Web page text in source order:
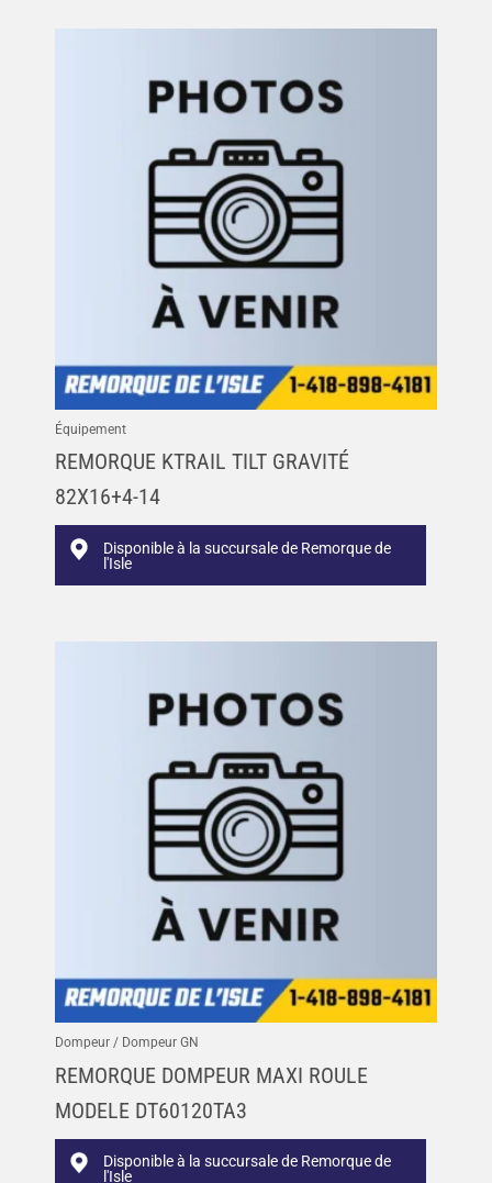
Équipement
REMORQUE KTRAIL TILT GRAVITÉ
82X16+4-14
Disponible à la succursale de Remorque de
l'Isle
Dompeur / Dompeur GN
REMORQUE DOMPEUR MAXI ROULE
MODELE DT60120TA3
Disponible à la succursale de Remorque de
l'Isle